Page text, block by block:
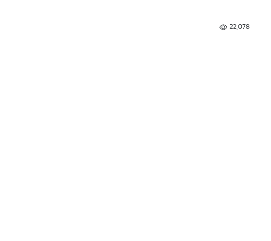
22,078